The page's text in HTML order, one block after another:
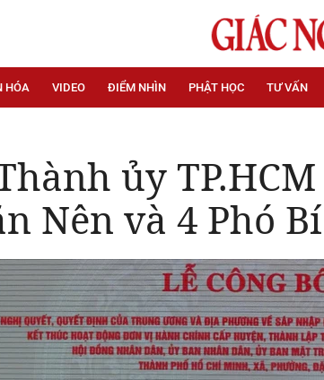
HÓA VIDEO ĐIỂM NHÌN PHẬT HỌC TƯ VẤN
ủy
Nên và 4 Phó